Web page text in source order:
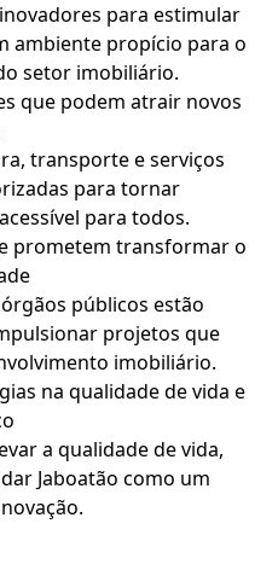
para estimular
ambiente propício para o
setor imobiliário.
que podem atrair novos
transporte e serviços
para tornar
para todos.
prometem transformar o
públicos estão
projetos que
imobiliário.
na qualidade de vida e
a qualidade de vida,
Jaboatão como um